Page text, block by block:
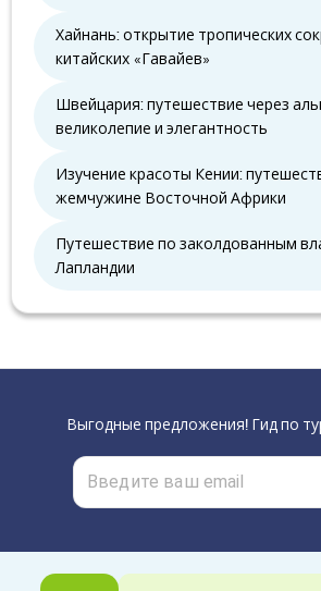
Хайнань: открытие тропических
китайских «Гавайев»
Швейцария: путешествие через
великолепие и элегантность
Изучение красоты Кении:
жемчужине Восточной Африки
Путешествие по заколдованным
Лапландии
Выгодные предложения! Гид по